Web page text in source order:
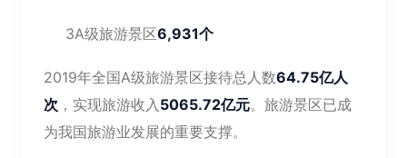
3A级旅游景区6,931个
2019年全国A级旅游景区接待总人数64.75亿人
次 ，实现旅游收入 5065.72亿元。旅游景区已成
为我国旅游业发展的重要支撑。